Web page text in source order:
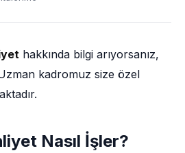
hakkında bilgi arıyorsanız,
kadromuz size özel
Nasıl İşler?